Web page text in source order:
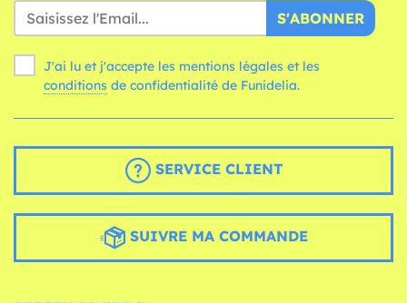
S'ABONNER
J'ai lu et j'accepte les mentions légales et les
conditions de confidentialité de Funidelia.
SERVICE CLIENT
SUIVRE MA COMMANDE